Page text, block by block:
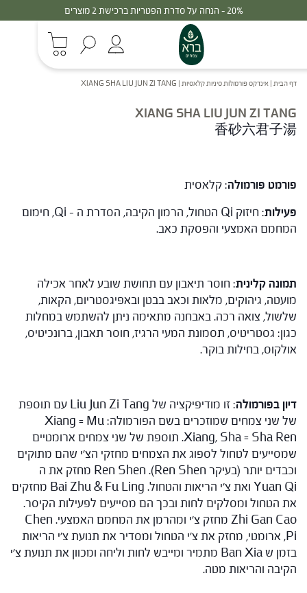
30% - הנחה על סדרת הפטריות ברכישת 3 מוצרים
דף הבית | אינדקס פורמולות סיניות קלאסיות |
XIANG SHA LIU JUN ZI TANG
XIANG SHA LIU JUN ZI TANG
香砂六君子湯
פורמט פורמולה: קלאסית
פעילות
: חיזוק Qi הטחול, הרמון הקיבה, הסדרת ה – Qi, חימום
המחמם האמצעי והפסקת כאב.
תמונה קלינית: חוסר תיאבון עם תחושת שובע לאחר אכילה
מועטה, גיהוקים, מלאות וכאב בבטן ובאפיגסטריום, הקאות,
שלשול, צואה רכה. באבחנה מתאימה ניתן להשתמש במחלות
כגון: גסטריטיס, תסמונת המעי הרגיז, חוסר תאבון, ברונכיטיס,
אולקוס, בחילות בוקר.
דיון בפורמולה
: זו מודיפיקציה של Liu Jun Zi Tang עם תוספת
של שני צמחים שמוזכרים בשם הפורמולה: Xiang = Mu
Xiang, Sha = Sha Ren. תוספת של שני צמחים ארומטיים
שמסייעים לטחול לספוג את הצמחים מחזקי הצ'י שהם מתוקים
וכבדים יותר (בעיקר Ren Shen). Ren Shen מחזק את ה
Yuan Qi ואת צ'י הריאות והטחול. Bai Zhu & Fu Ling מחזקים
את הטחול ומסלקים לחות ובכך הם מסייעים לפעילות הקיסר.
Zhi Gan Cao מחזק צ'י ומהרמן את המחמם האמצעי. Chen
Pi, ארומטי, מחזק את צ'י הטחול ומסדיר את תנועת צ'י הריאות
בזמן ש Ban Xia מתמיר ומייבש לחות וליחה ומכוון את תנועת צ'י
הקיבה והריאות מטה.